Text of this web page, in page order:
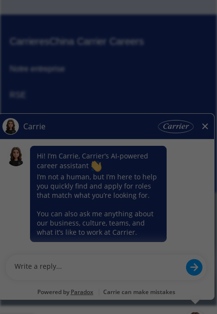
CarrieresChina Carrier Careers
Notre entreprise
Actualités
Nos activitiés
© 2026 Carrier. Tous droits réservés
Notice sur la protection des données
Conditions d'utilisation